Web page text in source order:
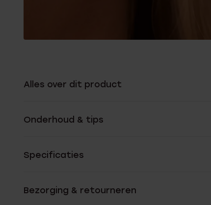
Alles over dit product
Onderhoud & tips
Specificaties
Bezorging & retourneren